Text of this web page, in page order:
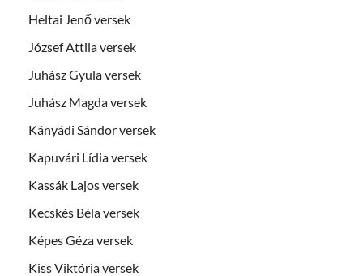
Heltai Jenő versek
József Attila versek
Juhász Gyula versek
Juhász Magda versek
Kányádi Sándor versek
Kapuvári Lídia versek
Kassák Lajos versek
Kecskés Béla versek
Képes Géza versek
Kiss Viktória versek